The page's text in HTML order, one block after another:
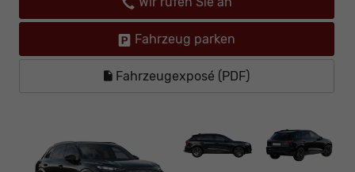
Fahrzeug parken
Fahrzeugexposé (PDF)